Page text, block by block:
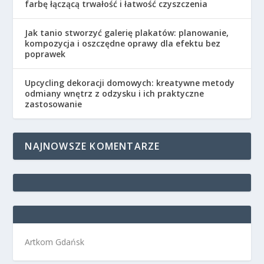
farbę łączącą trwałość i łatwość czyszczenia
Jak tanio stworzyć galerię plakatów: planowanie,
kompozycja i oszczędne oprawy dla efektu bez
poprawek
Upcycling dekoracji domowych: kreatywne metody
odmiany wnętrz z odzysku i ich praktyczne
zastosowanie
NAJNOWSZE KOMENTARZE
Artkom Gdańsk